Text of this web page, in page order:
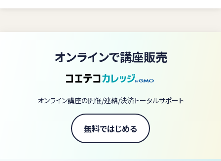
どれだけ一生懸命練習しても、身体の使い方や音の捉え方が変わ
力を抜こうとする。
音色を変えようとする。
表現をつけようとする。
オンラインで講座販売
オンライン講座の開催/連絡/決済トータルサポート
無料ではじめる